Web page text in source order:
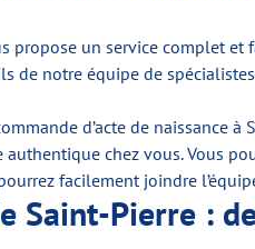
propose un service complet et
de notre équipe de
d’acte de naissance
authentique chez vous. Vous
facilement joindre
Saint-Pierre :